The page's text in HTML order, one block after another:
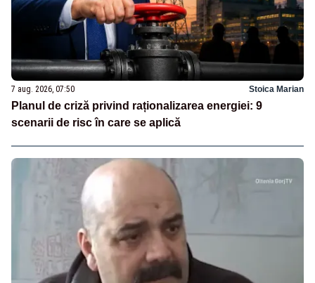
7 aug. 2026, 07:50 Stoica Marian
Planul de criză privind raționalizarea energiei: 9
scenarii de risc în care se aplică